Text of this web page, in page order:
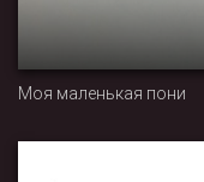
Моя маленькая пони